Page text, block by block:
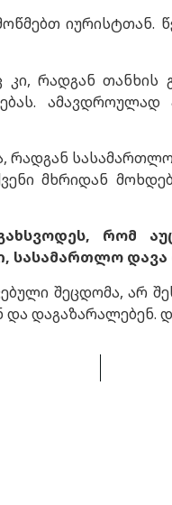
იურისტთან.
რადგან
მხრიდან
რომ
სასამართლო
შეცდომა, არ
დაგაზარალებენ.